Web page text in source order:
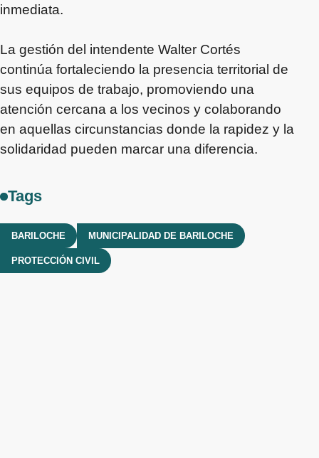
inmediata.
La gestión del intendente Walter Cortés
continúa fortaleciendo la presencia territorial de
sus equipos de trabajo, promoviendo una
atención cercana a los vecinos y colaborando
en aquellas circunstancias donde la rapidez y la
solidaridad pueden marcar una diferencia.
Tags
BARILOCHE MUNICIPALIDAD DE BARILOCHE
PROTECCIÓN CIVIL